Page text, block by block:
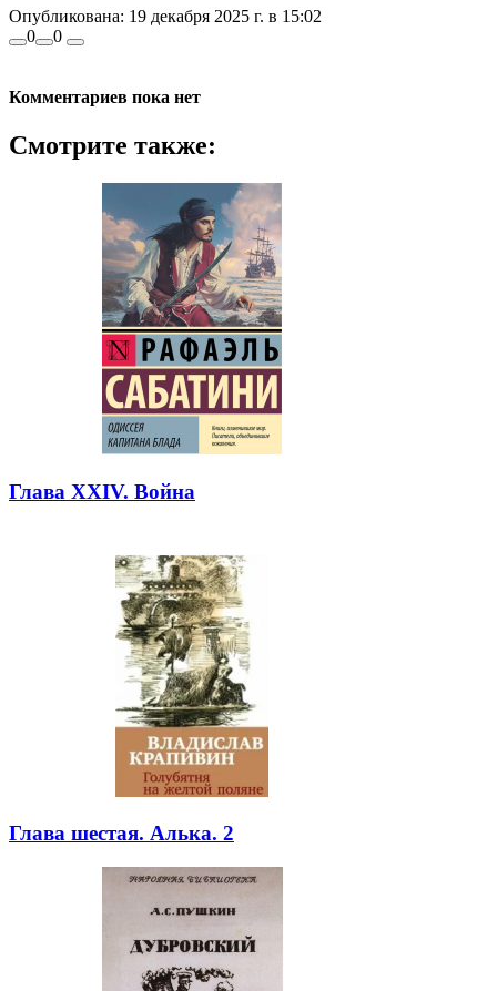
Опубликована: 19 декабря 2025 г. в 15:02
0
0
Комментариев пока нет
Смотрите также:
Глава XXIV. Война
Глава шестая. Алька. 2